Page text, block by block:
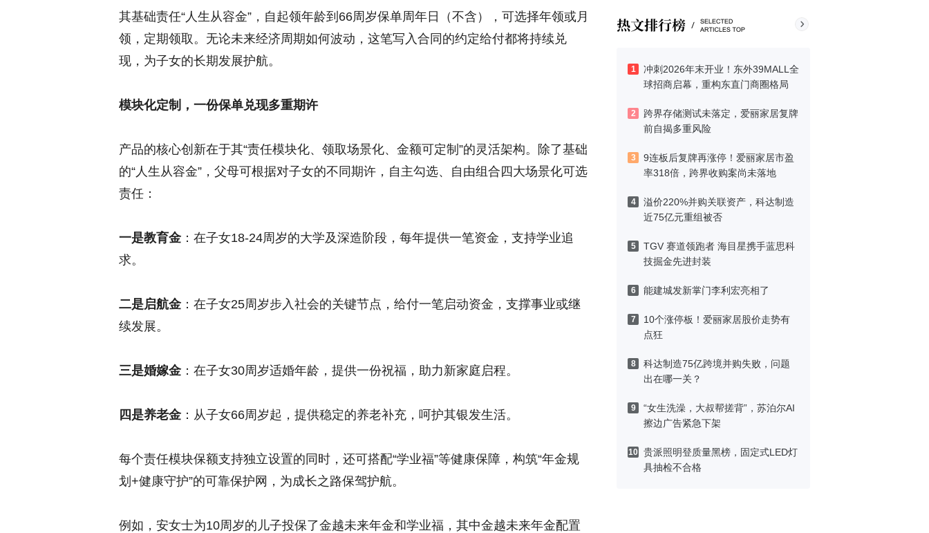
1
冲刺2026年末开业！东外39MALL全
球招商启幕，重构东直门商圈格局
2
跨界存储测试未落定，爱丽家居复牌
前自揭多重风险
3
9连板后复牌再涨停！爱丽家居市盈
率318倍，跨界收购案尚未落地
4
溢价220%并购关联资产，科达制造
近75亿元重组被否
5
TGV 赛道领跑者 海目星携手蓝思科
技掘金先进封装
6 能建城发新掌门李利宏亮相了
7
10个涨停板！爱丽家居股价走势有
点狂
8
科达制造75亿跨境并购失败，问题
出在哪一关？
9
“女生洗澡，大叔帮搓背”，苏泊尔AI
擦边广告紧急下架
10 贵派照明登质量黑榜，固定式LED灯
具抽检不合格
其基础责任“人生从容金”，自起领年龄到66周岁保单周年日（不含），可选择年领或月
领，定期领取。无论未来经济周期如何波动，这笔写入合同的约定给付都将持续兑
现，为子女的长期发展护航。
模块化定制，一份保单兑现多重期许
产品的核心创新在于其“责任模块化、领取场景化、金额可定制”的灵活架构。除了基础
的“人生从容金”，父母可根据对子女的不同期许，自主勾选、自由组合四大场景化可选
责任：
一是教育金：在子女18-24周岁的大学及深造阶段，每年提供一笔资金，支持学业追
求。
二是启航金：在子女25周岁步入社会的关键节点，给付一笔启动资金，支撑事业或继
续发展。
三是婚嫁金：在子女30周岁适婚年龄，提供一份祝福，助力新家庭启程。
四是养老金：从子女66周岁起，提供稳定的养老补充，呵护其银发生活。
每个责任模块保额支持独立设置的同时，还可搭配“学业福”等健康保障，构筑“年金规
划+健康守护”的可靠保护网，为成长之路保驾护航。
例如，安女士为10周岁的儿子投保了金越未来年金和学业福，其中金越未来年金配置